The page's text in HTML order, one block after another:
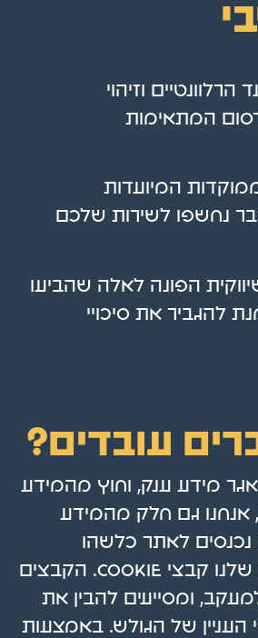
וזיהוי
המתאימות
המיועדות
נחשפו לשירות שלכם
הפונה לאלה שהביעו
להגביר את סיכויי
עובדים?
מידע ענק, וחוץ מהמידע
אנחנו גם חלק מהמידע
נכנסים לאתר כלשהו
נשתלים במחשב שלנו קבצי cookie. הקבצים
ומסייעים להבין את
העניין של הגולש. באמצעות